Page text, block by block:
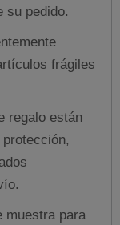
su pedido.
frágiles
regalo están
muestra para